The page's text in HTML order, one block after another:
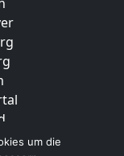
um die